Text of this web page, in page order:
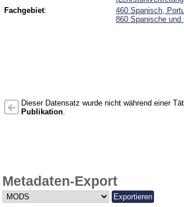
Fachgebiet:
460 Spanisch,
860 Spanische
Dieser Datensatz wurde nicht während einer
Publikation
Metadaten-Export